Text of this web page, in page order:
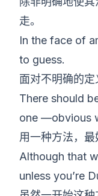
走。
In the face of
to guess.
面对不明确的定
There should
one —obvious
用一种方法，最
Although that
unless you’re